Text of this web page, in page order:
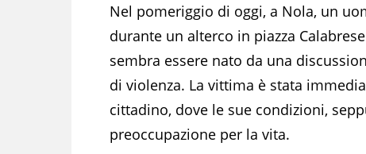
Nel pomeriggio di oggi, a Nola, un
durante un alterco in piazza
sembra essere nato da una
di violenza. La vittima è stata
cittadino, dove le sue condizioni,
preoccupazione per la vita.